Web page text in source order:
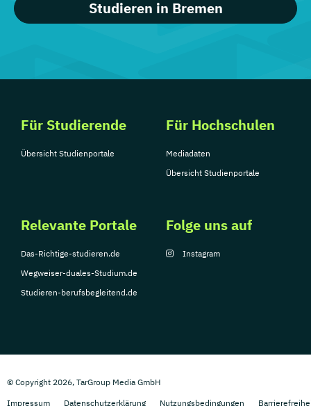
Studieren in Bremen
Für Studierende
Übersicht Studienportale
Für Hochschulen
Mediadaten
Übersicht Studienportale
Relevante Portale
Das-Richtige-studieren.de
Wegweiser-duales-Studium.de
Studieren-berufsbegleitend.de
Folge uns auf
Instagram
© Copyright 2026, TarGroup Media GmbH
Impressum
Datenschutzerklärung Nutzungsbedingungen